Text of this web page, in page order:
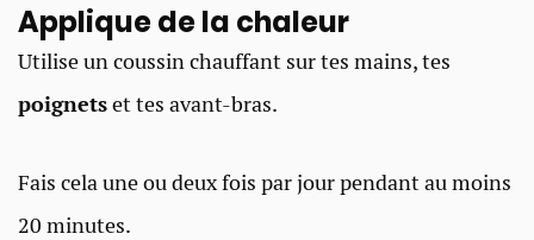
Applique de la chaleur​
Utilise un coussin chauffant sur tes mains, tes
poignetset tes avant-bras.
Fais cela une ou deux fois par jour pendant au moins
20 minutes.